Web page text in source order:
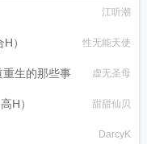
江听潮
） 性无能天使
生的那些事 虚无圣母
H） 甜甜仙贝
DarcyK